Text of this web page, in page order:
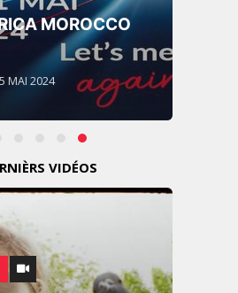
MOROCCO
MAI 2024
VIDÉOS